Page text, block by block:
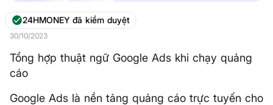
24HMONEY đã kiểm duyệt
30/10/2023
Tổng hợp thuật ngữ Google Ads khi chạy quảng
cáo
Google Ads là nền tảng quảng cáo trực tuyến cho